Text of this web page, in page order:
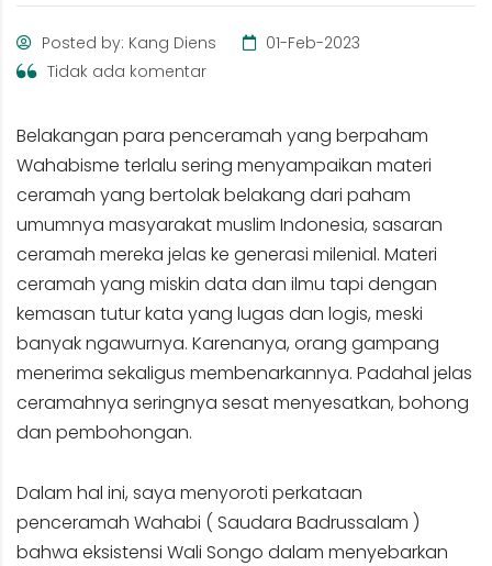
Posted by: Kang Diens
01-Feb-2023
Tidak ada komentar
Belakangan para penceramah yang berpaham
Wahabisme terlalu sering menyampaikan materi
ceramah yang bertolak belakang dari paham
umumnya masyarakat muslim Indonesia, sasaran
ceramah mereka jelas ke generasi milenial. Materi
ceramah yang miskin data dan ilmu tapi dengan
kemasan tutur kata yang lugas dan logis, meski
banyak ngawurnya. Karenanya, orang gampang
menerima sekaligus membenarkannya. Padahal jelas
ceramahnya seringnya sesat menyesatkan, bohong
dan pembohongan.
Dalam hal ini, saya menyoroti perkataan
penceramah Wahabi ( Saudara Badrussalam )
bahwa eksistensi Wali Songo dalam menyebarkan